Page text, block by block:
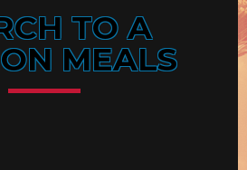
TO A
MEALS